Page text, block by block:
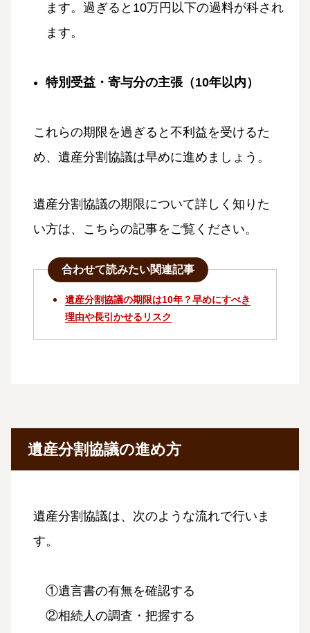
ます。過ぎると10万円以下の過料が科され
ます。
特別受益・寄与分の主張（10年以内）
これらの期限を過ぎると不利益を受けるた
め、遺産分割協議は早めに進めましょう。
遺産分割協議の期限について詳しく知りた
い方は、こちらの記事をご覧ください。
合わせて読みたい関連記事
遺産分割協議の期限は10年？早めにすべき
理由や長引かせるリスク
遺産分割協議の進め方
遺産分割協議は、次のような流れで行いま
す。
①遺言書の有無を確認する
②相続人の調査・把握する